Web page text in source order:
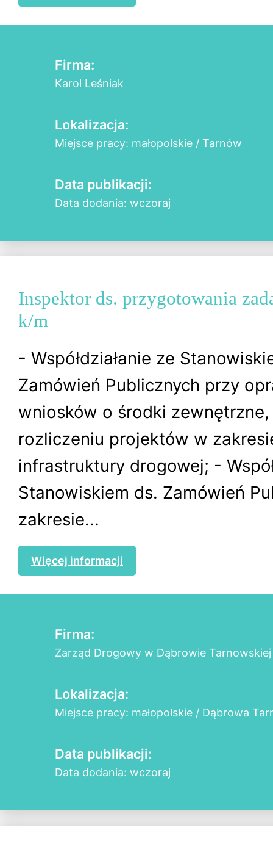
Firma:
Karol Leśniak
Lokalizacja:
Miejsce pracy: małopolskie / Tarnów
Data publikacji:
Data dodania: wczoraj
Inspektor ds. przygotowania
k/m
- Współdziałanie ze
Zamówień Publicznych przy
wniosków o środki
rozliczeniu projektów w
infrastruktury drogowej; -
Stanowiskiem ds. Zamówień
zakresie...
Więcej informacji
Firma:
Zarząd Drogowy w Dąbrowie Tarnowskiej
Lokalizacja:
Miejsce pracy: małopolskie / Dąbrowa
Data publikacji:
Data dodania: wczoraj